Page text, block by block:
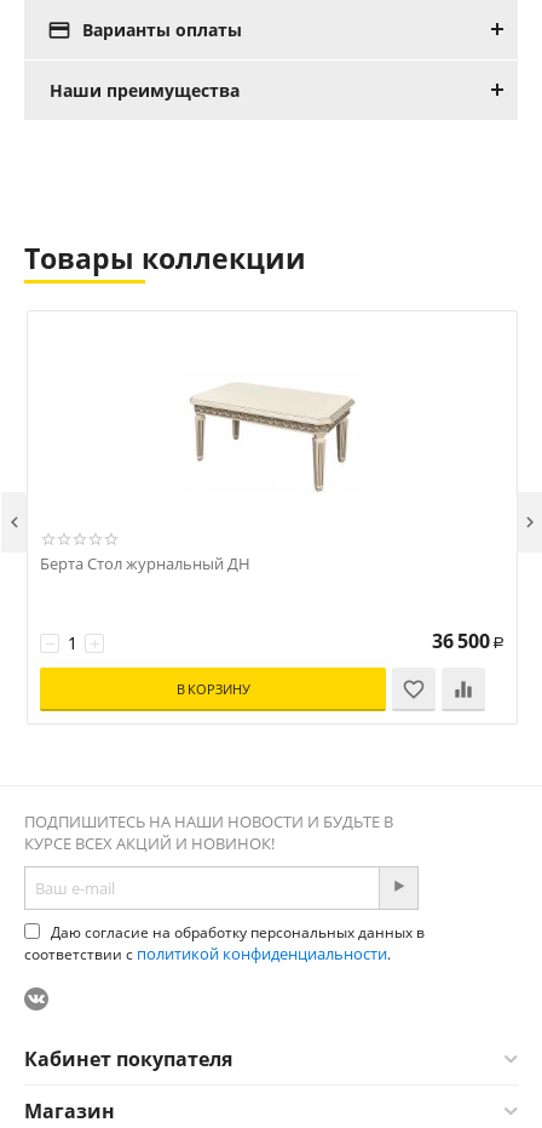
 Варианты оплаты
Наши преимущества
Товары коллекции
Берта Стол журнальный ДН
+
− 36 500 Р
В КОРЗИНУ
 
ПОДПИШИТЕСЬ НА НАШИ НОВОСТИ И БУДЬТЕ В
КУРСЕ ВСЕХ АКЦИЙ И НОВИНОК!
Даю согласие на обработку персональных данных в
соответствии с политикой конфиденциальности.
Кабинет покупателя
Магазин